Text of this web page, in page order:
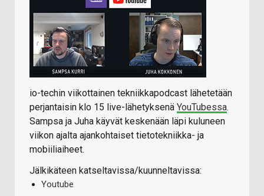
io-techin viikottainen tekniikkapodcast lähetetään
perjantaisin klo 15 live-lähetyksenä YouTubessa.
Sampsa ja Juha käyvät keskenään läpi kuluneen
viikon ajalta ajankohtaiset tietotekniikka- ja
mobiiliaiheet.
Jälkikäteen katseltavissa/kuunneltavissa:
Youtube